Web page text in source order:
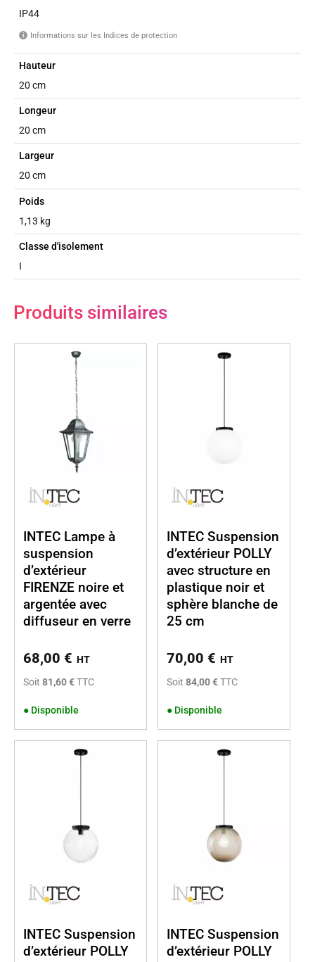
IP44
i Informations sur les Indices de protection
Hauteur
20 cm
Longeur
20 cm
Largeur
20 cm
Poids
1,13 kg
Classe d'isolement
I
Produits similaires
INTEC Lampe à
suspension
d’extérieur
FIRENZE noire et
argentée avec
diffuseur en verre
68,00 € HT
Soit 81,60 €TTC
● Disponible
INTEC Suspension
d’extérieur POLLY
avec structure en
plastique noir et
sphère blanche de
25 cm
70,00 € HT
Soit 84,00 €TTC
● Disponible
INTEC Suspension
d’extérieur POLLY
INTEC Suspension
d’extérieur POLLY